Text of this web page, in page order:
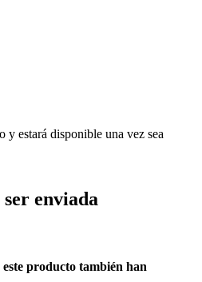
y estará disponible una vez sea
ser enviada
producto también han